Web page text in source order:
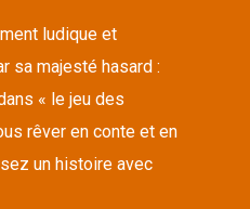
ludique et
sa majesté hasard :
« le jeu des
rêver en conte et en
un histoire avec